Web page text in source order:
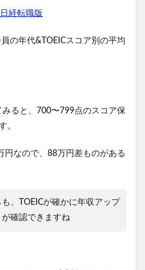
日経転職版
の年代&TOEICスコア別の平均
ると、700〜799点のスコア保
。
円なので、88万円差ものがある
、TOEICが確かに年収アップ
確認できますね